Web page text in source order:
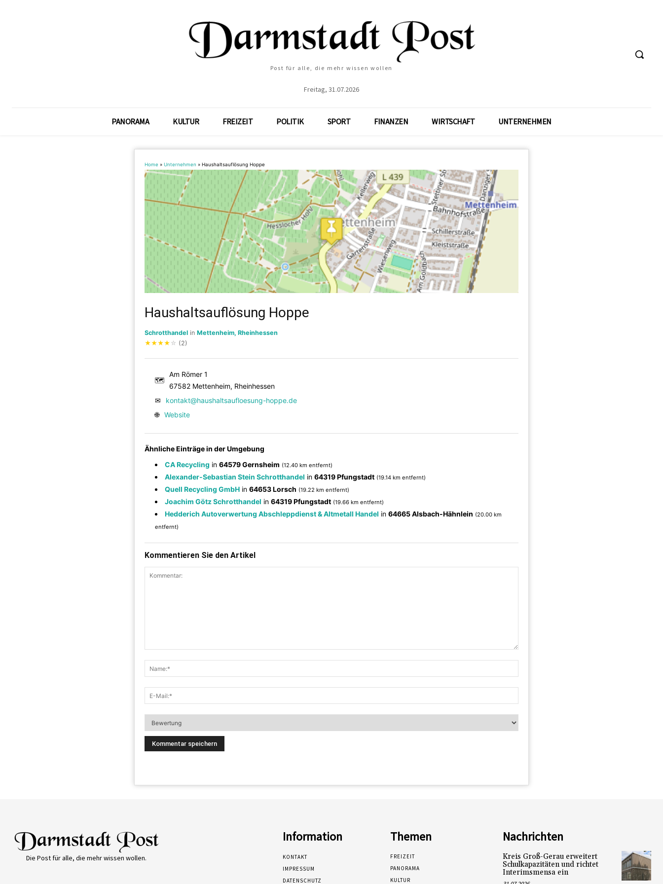
Post für alle, die mehr wissen wollen
Freitag, 31.07.2026
PANORAMA KULTUR FREIZEIT POLITIK SPORT FINANZEN WIRTSCHAFT UNTERNEHMEN
Home » Unternehmen » Haushaltsauflösung Hoppe
Haushaltsauflösung Hoppe
Schrotthandel in Mettenheim, Rheinhessen
★★★★ ☆ (2)
🗺
Am Römer 1
67582 Mettenheim, Rheinhessen
✉
kontakt@haushaltsaufloesung-hoppe.de
🌐 Website
Ähnliche Einträge in der Umgebung
CA Recycling in 64579 Gernsheim (12.40 km entfernt)
Alexander-Sebastian Stein Schrotthandel in 64319 Pfungstadt (19.14 km entfernt)
Quell Recycling GmbH in 64653 Lorsch (19.22 km entfernt)
Joachim Götz Schrotthandel in 64319 Pfungstadt (19.66 km entfernt)
Hedderich Autoverwertung Abschleppdienst & Altmetall Handel in 64665 Alsbach-Hähnlein (20.00 km
entfernt)
Kommentieren Sie den Artikel
Die Post für alle, die mehr wissen wollen.
Information
KONTAKT
IMPRESSUM
DATENSCHUTZ
Themen
FREIZEIT
PANORAMA
KULTUR
Nachrichten
Kreis Groß-Gerau erweitert
Schulkapazitäten und richtet
Interimsmensa ein